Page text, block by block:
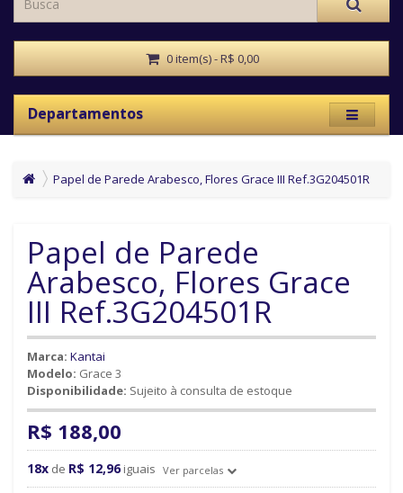
0 item(s) - R$ 0,00
Departamentos
Papel de Parede Arabesco, Flores Grace III Ref.3G204501R
Papel de Parede
Arabesco, Flores Grace
III Ref.3G204501R
Marca: Kantai
Modelo: Grace 3
Disponibilidade: Sujeito à consulta de estoque
R$ 188,00
18x de R$ 12,96 iguais Ver parcelas